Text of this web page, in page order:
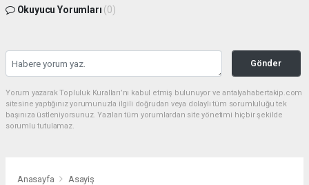
Okuyucu Yorumları (0)
Gönder
Yorum yazarak Topluluk Kuralları’nı kabul etmiş bulunuyor ve antalyahabertakip.com
sitesine yaptığınız yorumunuzla ilgili doğrudan veya dolaylı tüm sorumluluğu tek
başınıza üstleniyorsunuz. Yazılan tüm yorumlardan site yönetimi hiçbir şekilde
sorumlu tutulamaz.
Anasayfa Asayiş